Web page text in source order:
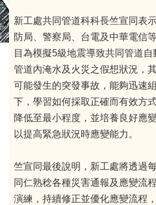
新工處共同管道科科長竺宣同表
防局、警察局、台電及中華電信
目為模擬5級地震導致共同管道
管道內淹水及火災之假想狀況，
可能發生的突發事故，能夠迅速
下，學習如何採取正確而有效方
降低至最小程度，並培養良好應
以提高緊急狀況時應變能力。
竺宣同最後說明，新工處將透過
同仁熟稔各種災害通報及應變流
演練，持續修正並優化應變流程